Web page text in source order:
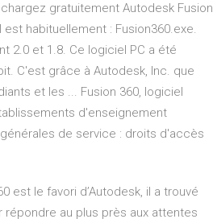
gratuitement Autodesk Fusion
habituellement : Fusion360.exe.
2.0 et 1.8. Ce logiciel PC a été
C'est grâce à Autodesk, Inc. que
et les ... Fusion 360, logiciel
d'enseignement
de service : droits d'accès
est le favori d’Autodesk, il a trouvé
répondre au plus près aux attentes